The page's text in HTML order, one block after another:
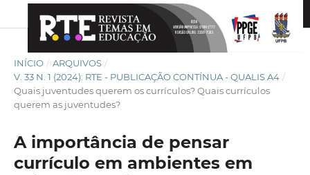
INÍCIO / ARQUIVOS /
V. 33 N. 1 (2024): RTE - PUBLICAÇÃO CONTÍNUA - QUALIS A4 /
Quais juventudes querem os currículos? Quais currículos
querem as juventudes?
A importância de pensar
currículo em ambientes em